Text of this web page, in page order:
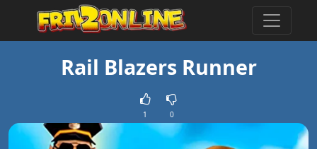
Rail Blazers Runner
1 0